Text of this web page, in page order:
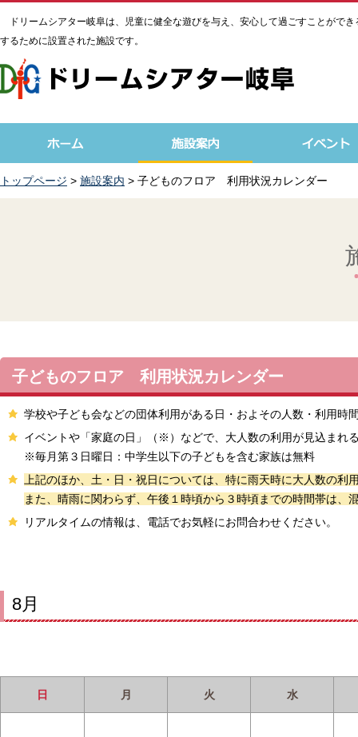
ドリームシアター岐阜は、児童に健全な遊びを与え、安心して過ごすことができ
するために設置された施設です。
トップページ > 施設案内 > 子どものフロア 利用状況カレンダー
子どものフロア 利用状況カレンダー
学校や子ども会などの団体利用がある日・およその人数・利用時
イベントや「家庭の日」（※）などで、大人数の利用が見込まれ
※毎月第３日曜日：中学生以下の子どもを含む家族は無料
上記のほか、土・日・祝日については、特に雨天時に大人数の利
また、晴雨に関わらず、午後１時頃から３時頃までの時間帯は、
リアルタイムの情報は、電話でお気軽にお問合わせくだ
8月
日 月 火 水